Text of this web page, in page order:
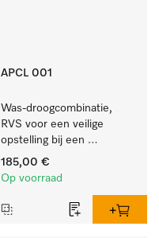
APCL 001
Was-droogcombinatie,
RVS voor een veilige
opstelling bij een
was/droogzuil.
185,00 €
Op voorraad